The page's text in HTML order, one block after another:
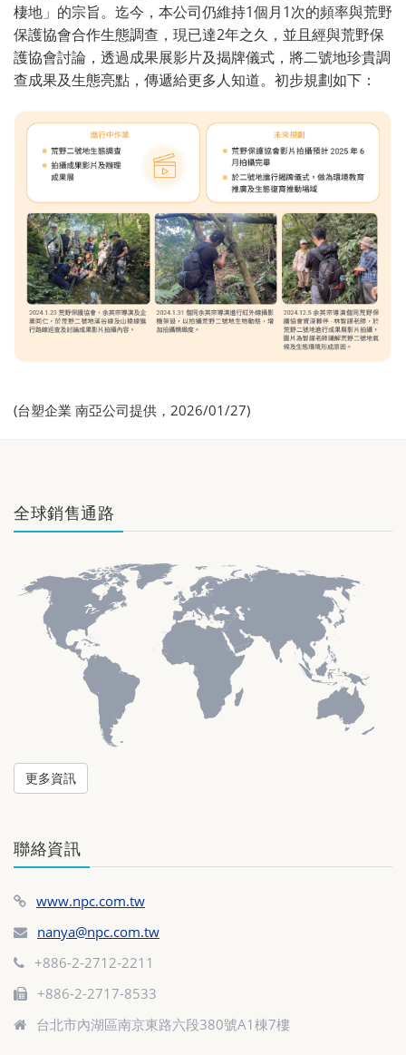
棲地」的宗旨。迄今，本公司仍維持1個月1次的頻率與荒野
保護協會合作生態調查，現已達2年之久，並且經與荒野保
護協會討論，透過成果展影片及揭牌儀式，將二號地珍貴調
查成果及生態亮點，傳遞給更多人知道。初步規劃如下：
(台塑企業 南亞公司提供，2026/01/27)
全球銷售通路
更多資訊
聯絡資訊
www.npc.com.tw
nanya@npc.com.tw
+886-2-2712-2211
+886-2-2717-8533
台北市內湖區南京東路六段380號A1棟7樓